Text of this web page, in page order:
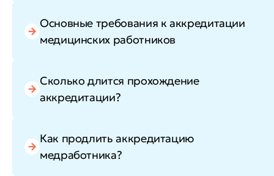
Основные требования к аккредитации
медицинских работников
Сколько длится прохождение
аккредитации?
Как продлить аккредитацию
медработника?